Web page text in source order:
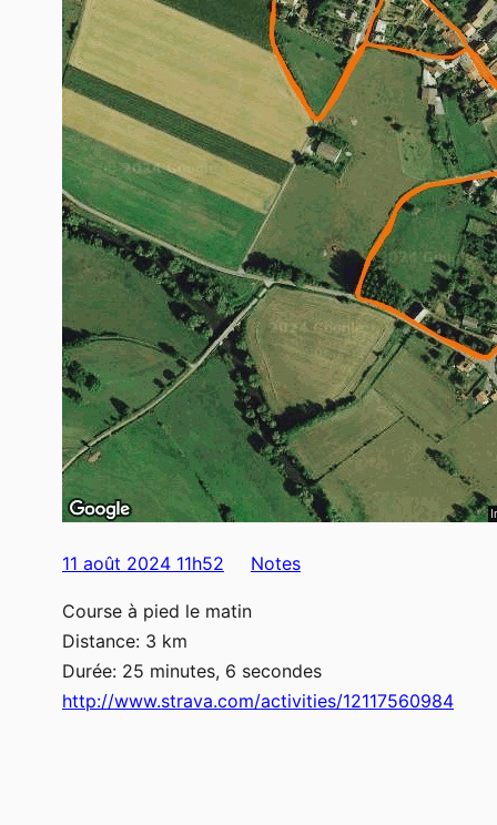
11 août 2024 11h52 Notes
Course à pied le matin
Distance: 3 km
Durée: 25 minutes, 6 secondes
http://www.strava.com/activities/12117560984